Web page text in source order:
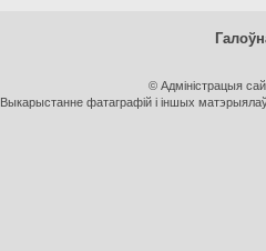
© Адміністрацыя
Выкарыстанне фатаграфій і іншых